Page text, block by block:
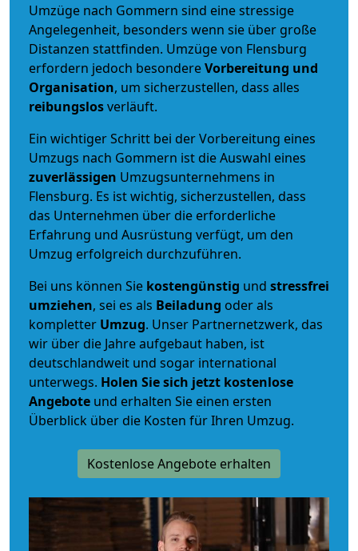
Umzüge nach Gommern sind eine stressige
Angelegenheit, besonders wenn sie über große
Distanzen stattfinden. Umzüge von Flensburg
erfordern jedoch besondereVorbereitung und
Organisation, um sicherzustellen, dass alles
reibungslosverläuft.
Ein wichtiger Schritt bei der Vorbereitung eines
Umzugs nach Gommern ist die Auswahl eines
zuverlässigen Umzugsunternehmens in
Flensburg. Es ist wichtig, sicherzustellen, dass
das Unternehmen über die erforderliche
Erfahrung und Ausrüstung verfügt, um den
Umzug erfolgreich durchzuführen.
Bei uns können Sie kostengünstig und stressfrei
umziehen, sei es als Beiladung oder als
kompletter Umzug. Unser Partnernetzwerk, das
wir über die Jahre aufgebaut haben, ist
deutschlandweit und sogar international
unterwegs. Holen Sie sich jetzt kostenlose
Angebote und erhalten Sie einen ersten
Überblick über die Kosten für Ihren Umzug.
Kostenlose Angebote erhalten